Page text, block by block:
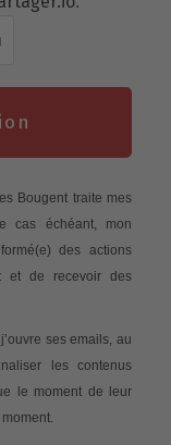
Bougent traite mes
cas échéant, mon
des actions
et de recevoir des
ses emails, au
les contenus
le moment de leur